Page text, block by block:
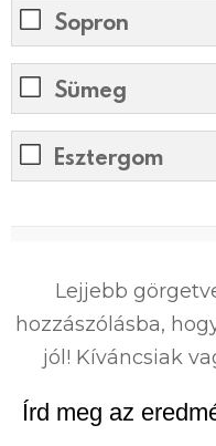
Sopron
Sümeg
Esztergom
Lejjebb
hozzászólásba,
jól! Kíváncsiak
Írd meg az